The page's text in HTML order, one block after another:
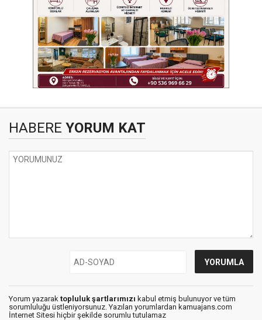
HABERE YORUM KAT
Yorum yazarak topluluk şartlarımızı kabul etmiş bulunuyor ve tüm
sorumluluğu üstleniyorsunuz. Yazılan yorumlardan kamuajans.com
İnternet Sitesi hiçbir şekilde sorumlu tutulamaz